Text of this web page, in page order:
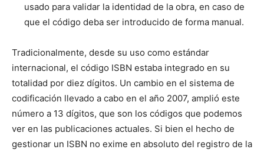
usado para validar la identidad de la obra, en caso de
que el código deba ser introducido de forma manual.
Tradicionalmente, desde su uso como estándar
internacional, el código ISBN estaba integrado en su
totalidad por diez dígitos. Un cambio en el sistema de
codificación llevado a cabo en el año 2007, amplió este
número a 13 dígitos, que son los códigos que podemos
ver en las publicaciones actuales. Si bien el hecho de
gestionar un ISBN no exime en absoluto del registro de la